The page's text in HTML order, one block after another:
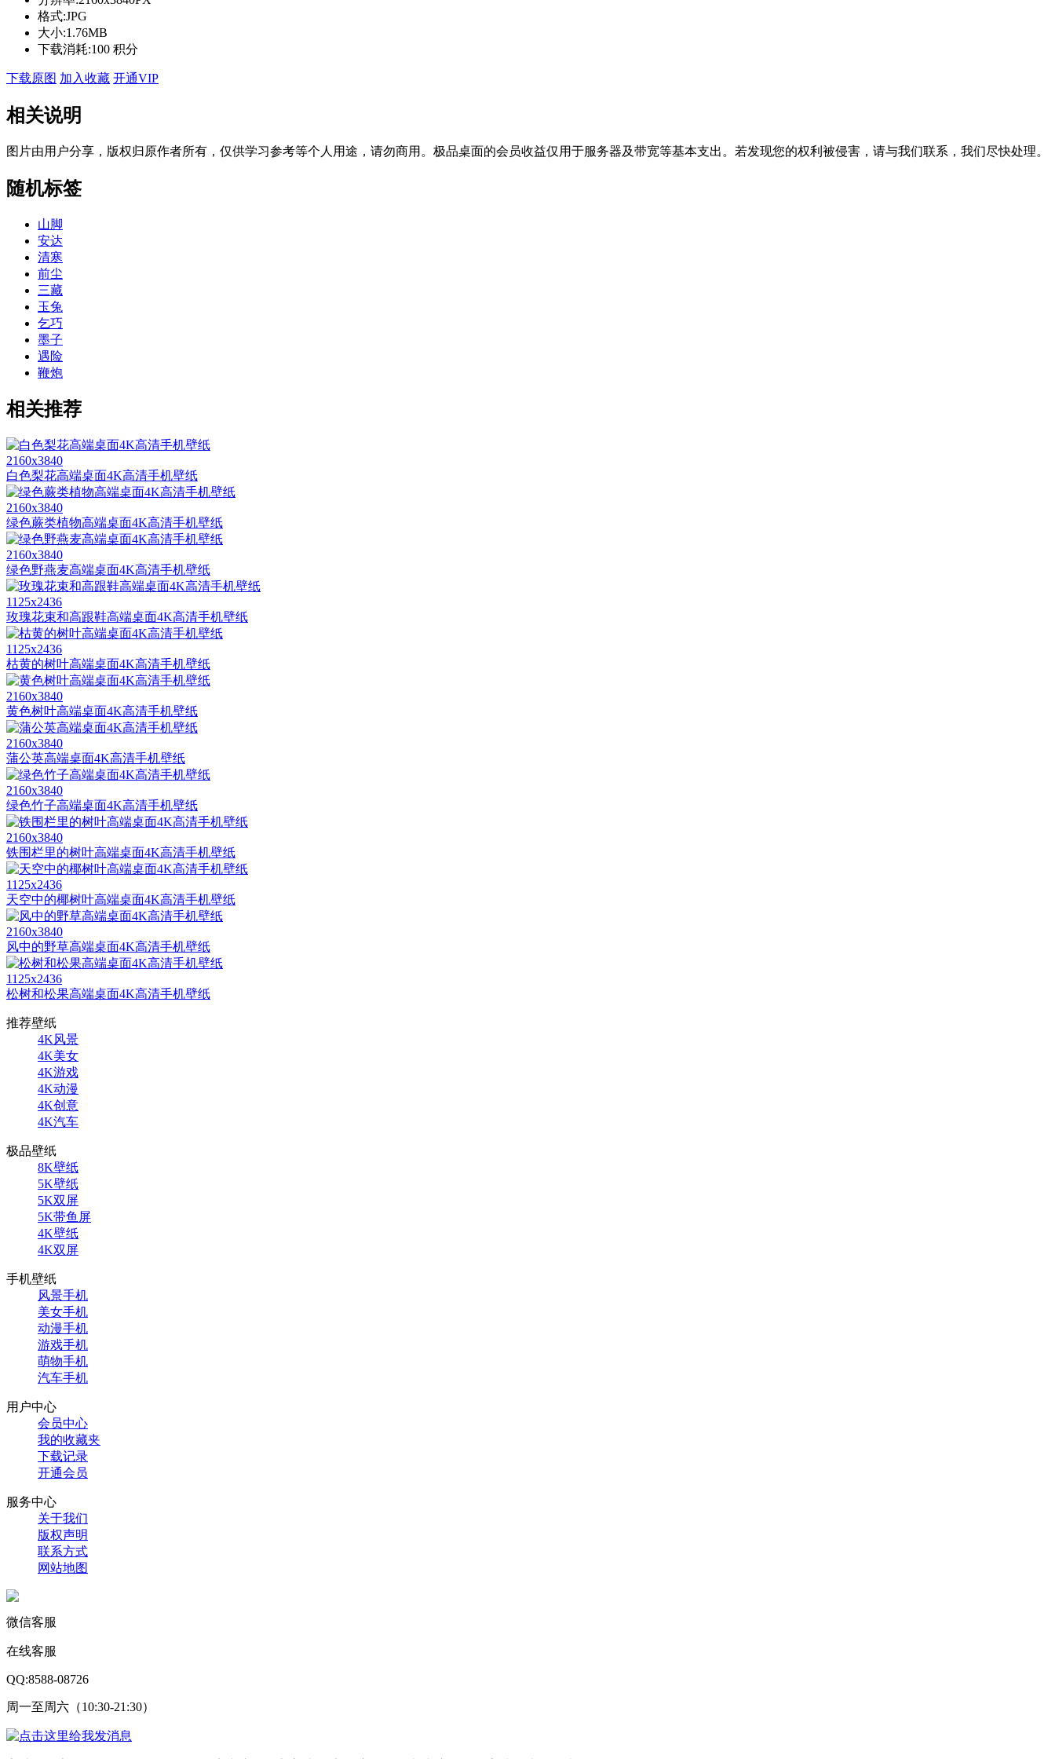
格式:JPG
大小:1.76MB
下载消耗:100 积分
下载原图 加入收藏 开通VIP
相关说明
图片由用户分享，版权归原作者所有，仅供学习参考等个人用途，请勿商用。极品桌面的会员收益仅用于服务器及带宽等基本支出。若发现您的权利被侵害，请与我们联系，我们尽快处理。
随机标签
山脚
安达
清寒
前尘
三藏
玉兔
乞巧
墨子
遇险
鞭炮
相关推荐
2160x3840
白色梨花高端桌面4K高清手机壁纸
2160x3840
绿色蕨类植物高端桌面4K高清手机壁纸
2160x3840
绿色野燕麦高端桌面4K高清手机壁纸
1125x2436
玫瑰花束和高跟鞋高端桌面4K高清手机壁纸
1125x2436
枯黄的树叶高端桌面4K高清手机壁纸
2160x3840
黄色树叶高端桌面4K高清手机壁纸
2160x3840
蒲公英高端桌面4K高清手机壁纸
2160x3840
绿色竹子高端桌面4K高清手机壁纸
2160x3840
铁围栏里的树叶高端桌面4K高清手机壁纸
1125x2436
天空中的椰树叶高端桌面4K高清手机壁纸
2160x3840
风中的野草高端桌面4K高清手机壁纸
1125x2436
松树和松果高端桌面4K高清手机壁纸
推荐壁纸
4K风景
4K美女
4K游戏
4K动漫
4K创意
4K汽车
极品壁纸
8K壁纸
5K壁纸
5K双屏
5K带鱼屏
4K壁纸
4K双屏
手机壁纸
风景手机
美女手机
动漫手机
游戏手机
萌物手机
汽车手机
用户中心
会员中心
我的收藏夹
下载记录
开通会员
服务中心
关于我们
版权声明
联系方式
网站地图
微信客服
在线客服
QQ:8588-08726
周一至周六（10:30-21:30）